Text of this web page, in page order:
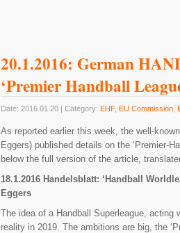
20.1.2016: German
‘Premier Handball
Date: 2016.01.20 | Category: EHF, EU Commission
As reported earlier this week, the well-
Eggers) published details on the ‘Premier-
below the full version of the article,
18.1.2016 Handelsblatt: ‘Handball
Eggers
The idea of a Handball Superleague, acting
reality in 2019. The ambitions are big, the